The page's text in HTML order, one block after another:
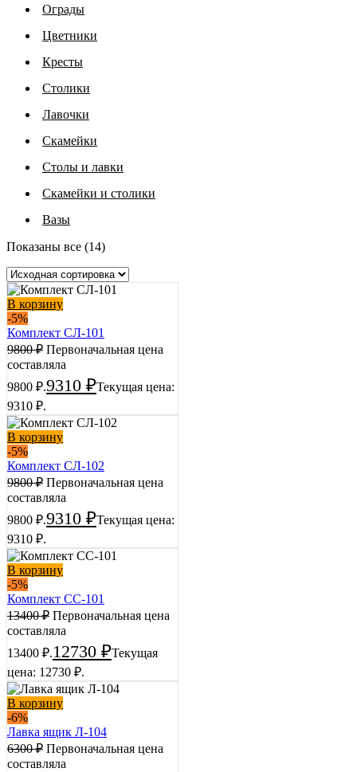
Ограды
Цветники
Кресты
Столики
Лавочки
Скамейки
Столы и лавки
Скамейки и столики
Вазы
Показаны все (14)
В корзину
-5%
Комплект СЛ-101
9800₽ Первоначальная цена
составляла
9800 ₽.9310 ₽Текущая цена:
9310 ₽.
В корзину
-5%
Комплект СЛ-102
9800₽ Первоначальная цена
составляла
9800 ₽.9310 ₽Текущая цена:
9310 ₽.
В корзину
-5%
Комплект СС-101
13400₽ Первоначальная цена
составляла
13400 ₽.12730 ₽Текущая
цена: 12730 ₽.
В корзину
-6%
Лавка ящик Л-104
6300₽ Первоначальная цена
составляла